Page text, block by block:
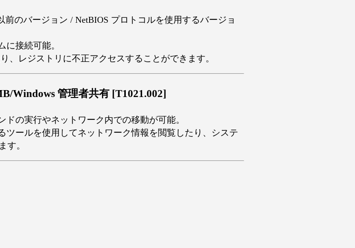
前のバージョン / NetBIOS プロトコルを使用するバージョ
に接続可能。
、レジストリに不正アクセスすることができます。
Windows 管理者共有 [T1021.002]
ドの実行やネットワーク内での移動が可能。
ツールを使用してネットワーク情報を閲覧したり、システ
す。